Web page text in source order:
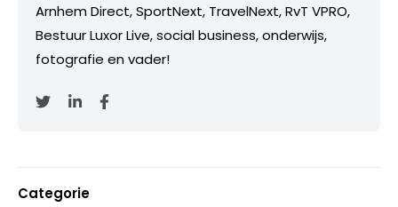
Arnhem Direct, SportNext, TravelNext, RvT VPRO,
Bestuur Luxor Live, social business, onderwijs,
fotografie en vader!
Categorie